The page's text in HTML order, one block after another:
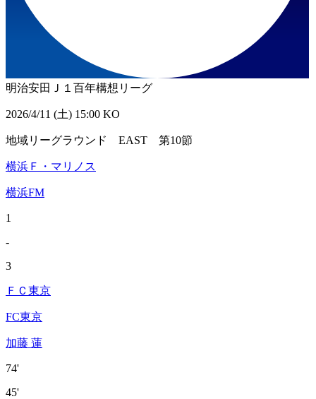
明治安田Ｊ１百年構想リーグ
2026/4/11 (土) 15:00 KO
地域リーグラウンド EAST 第10節
横浜Ｆ・マリノス
横浜FM
1
-
3
ＦＣ東京
FC東京
加藤 蓮
74'
45'